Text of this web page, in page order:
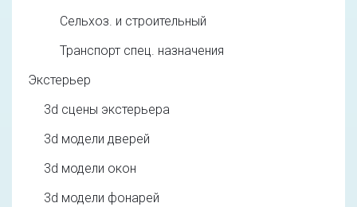
Сельхоз. и строительный
Транспорт спец. назначения
Экстерьер
3d cцены экстерьера
3d модели дверей
3d модели окон
3d модели фонарей